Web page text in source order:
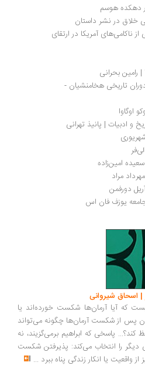
هوسم
در نشر داستان
درباره بازطراحی آموزش: درسی از ناکامی‌های آمریکا در ارتقای
تصاویری از مهرهای ایران در دوران تاریخی هخامنشيان -
| پانیذ تهرانی
فان اس
شیروانی
آرمان‌ها شکست خورده‌اند یا
شکست آرمان‌ها چگونه می‌تواند
که ابراهیم برمی‌گزیند، نه
انتخاب می‌کند: پذیرفتن شکست
یا انکار زندگی پناه ببرد...